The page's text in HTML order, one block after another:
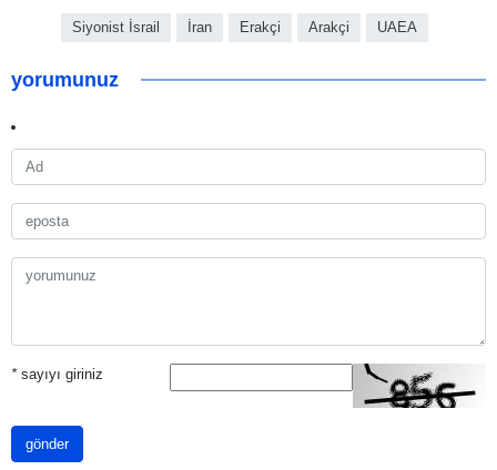
Siyonist İsrail İran Erakçi Arakçi UAEA
yorumunuz
*sayıyı giriniz
gönder